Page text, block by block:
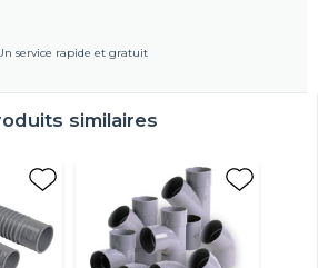
service rapide et gratuit
similaires